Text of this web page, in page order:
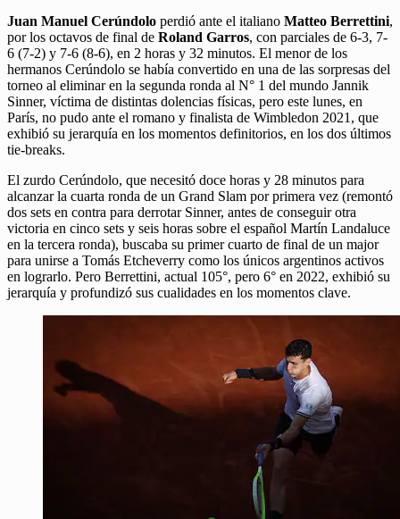
Juan Manuel Cerúndolo perdió ante el italiano Matteo Berrettini,
por los octavos de final de Roland Garros, con parciales de 6-3, 7-
6 (7-2) y 7-6 (8-6), en 2 horas y 32 minutos. El menor de los
hermanos Cerúndolo se había convertido en una de las sorpresas del
torneo al eliminar en la segunda ronda al N° 1 del mundo Jannik
Sinner, víctima de distintas dolencias físicas, pero este lunes, en
París, no pudo ante el romano y finalista de Wimbledon 2021, que
exhibió su jerarquía en los momentos definitorios, en los dos últimos
tie-breaks.
El zurdo Cerúndolo, que necesitó doce horas y 28 minutos para
alcanzar la cuarta ronda de un Grand Slam por primera vez (remontó
dos sets en contra para derrotar Sinner, antes de conseguir otra
victoria en cinco sets y seis horas sobre el español Martín Landaluce
en la tercera ronda), buscaba su primer cuarto de final de un major
para unirse a Tomás Etcheverry como los únicos argentinos activos
en lograrlo. Pero Berrettini, actual 105°, pero 6° en 2022, exhibió su
jerarquía y profundizó sus cualidades en los momentos clave.